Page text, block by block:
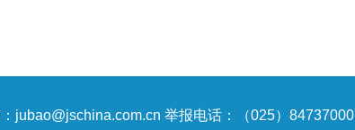
jubao@jschina.com.cn 举报电话：（025）84737000